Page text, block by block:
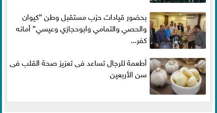
بحضور قيادات حزب مستقبل وطن ”كيوان
والحصي والتمامي وابوحجازي وعيسي” أمانه
كفر...
أطعمة للرجال تساعد فى تعزيز صحة القلب فى
سن الأربعين